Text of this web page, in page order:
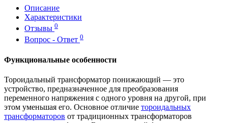
Описание
Характеристики
Отзывы 0
Вопрос - Ответ 0
Функциональные особенности
Тороидальный трансформатор понижающий — это
устройство, предназначенное для преобразования
переменного напряжения с одного уровня на другой, при
этом уменьшая его. Основное отличие тороидальных
трансформаторов от традиционных трансформаторов